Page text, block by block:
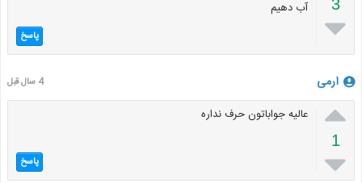
3

آب دهیم
پاسخ
ارمی 4 سال قبل

1

عالیه جواباتون حرف نداره
پاسخ